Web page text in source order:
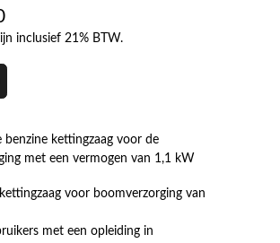
inclusief 21% BTW.
benzine kettingzaag voor de
met een vermogen van 1,1 kW
voor boomverzorging van
met een opleiding in